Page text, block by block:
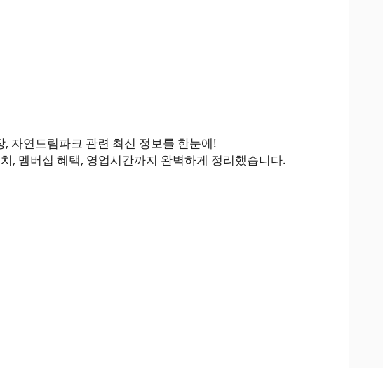
자연드림파크 관련 최신 정보를 한눈에!
, 멤버십 혜택, 영업시간까지 완벽하게 정리했습니다.